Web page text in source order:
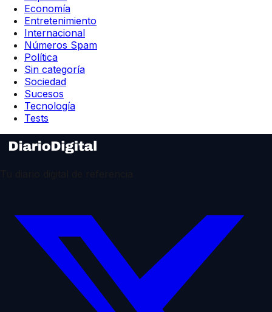
Economía
Entretenimiento
Internacional
Números Spam
Política
Sin categoría
Sociedad
Sucesos
Tecnología
Tests